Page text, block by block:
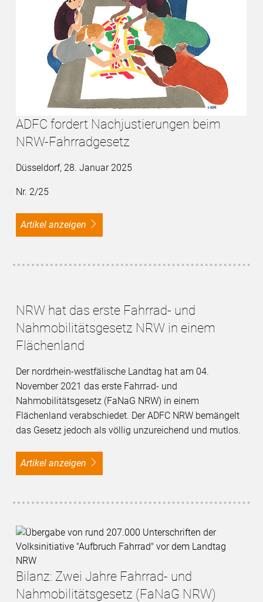
ADFC fordert Nachjustierungen beim
NRW-Fahrradgesetz
Düsseldorf, 28. Januar 2025
Nr. 2/25
Artikel anzeigen
NRW hat das erste Fahrrad- und
Nahmobilitätsgesetz NRW in einem
Flächenland
Der nordrhein-westfälische Landtag hat am 04.
November 2021 das erste Fahrrad- und
Nahmobilitätsgesetz (FaNaG NRW) in einem
Flächenland verabschiedet. Der ADFC NRW bemängelt
das Gesetz jedoch als völlig unzureichend und mutlos.
Artikel anzeigen
Bilanz: Zwei Jahre Fahrrad- und
Nahmobilitätsgesetz (FaNaG NRW)